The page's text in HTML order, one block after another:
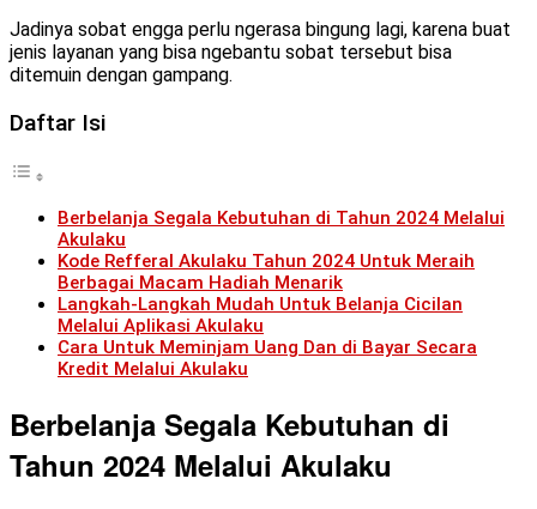
Jadinya sobat engga perlu ngerasa bingung lagi, karena buat
jenis layanan yang bisa ngebantu sobat tersebut bisa
ditemuin dengan gampang.
Daftar Isi
Berbelanja Segala Kebutuhan di Tahun 2024 Melalui
Akulaku
Kode Refferal Akulaku Tahun 2024 Untuk Meraih
Berbagai Macam Hadiah Menarik
Langkah-Langkah Mudah Untuk Belanja Cicilan
Melalui Aplikasi Akulaku
Cara Untuk Meminjam Uang Dan di Bayar Secara
Kredit Melalui Akulaku
Berbelanja Segala Kebutuhan di
Tahun 2024 Melalui Akulaku